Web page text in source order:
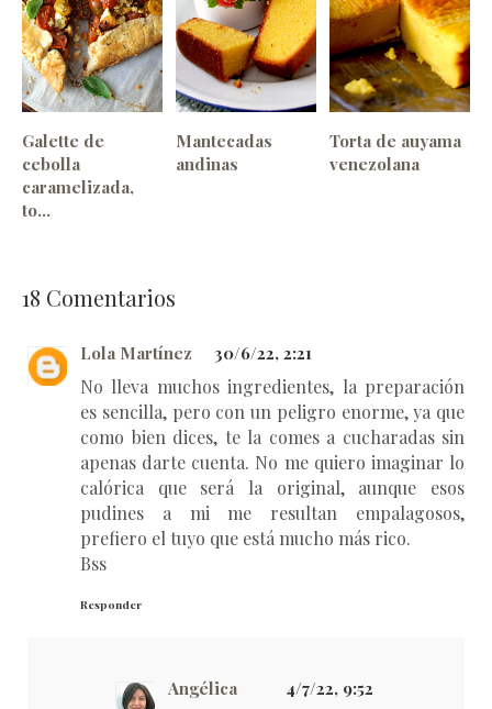
Galette de
cebolla
caramelizada,
to...
Mantecadas
andinas
Torta de auyama
venezolana
18 Comentarios
Lola Martínez 30/6/22, 2:21
No lleva muchos ingredientes, la preparación
es sencilla, pero con un peligro enorme, ya que
como bien dices, te la comes a cucharadas sin
apenas darte cuenta. No me quiero imaginar lo
calórica que será la original, aunque esos
pudines a mi me resultan empalagosos,
prefiero el tuyo que está mucho más rico.
Bss
Responder
Angélica 4/7/22, 9:52